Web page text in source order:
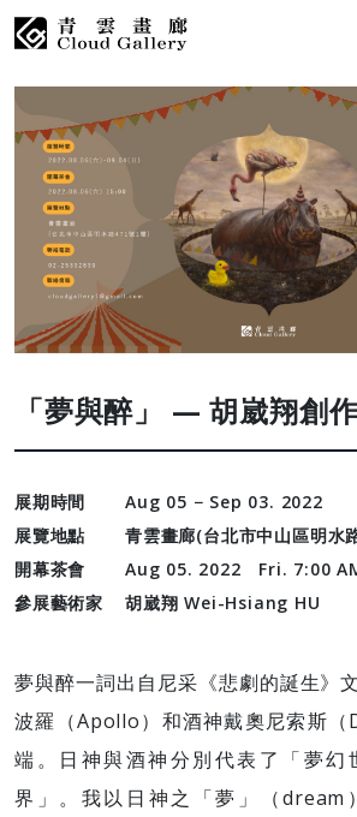
「夢與醉」 — 胡崴翔創
展期時間
Aug 05 − Sep 03. 2022
展覽地點
青雲畫廊(台北市中山區明水
開幕茶會
Aug 05. 2022 Fri. 7:00
參展藝術家
胡崴翔 Wei-Hsiang HU
夢與醉一詞出自尼采《悲劇的誕生》
波羅（Apollo）和酒神戴奧尼索斯
端。日神與酒神分別代表了「夢幻
界」。我以日神之「夢」（dream